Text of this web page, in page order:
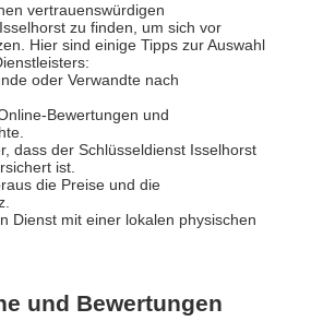
vertrauenswürdigen
zu finden, um sich vor
Hier sind einige Tipps zur Auswahl
oder Verwandte nach
Bewertungen und
dass der Schlüsseldienst Isselhorst
ist.
die Preise und die
Dienst mit einer lokalen physischen
und Bewertungen